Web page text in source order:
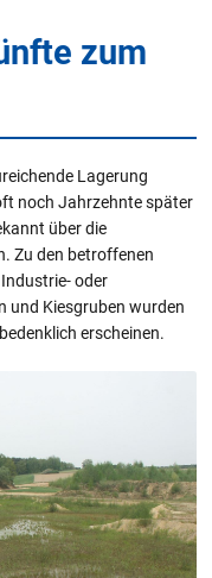
zum
Lagerung
noch Jahrzehnte später
über die
Zu den betroffenen
oder
und Kiesgruben wurden
erscheinen.